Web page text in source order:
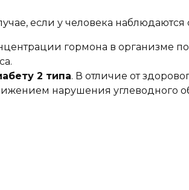
если у человека
гормона в организме
2 типа. В отличие от
нарушения углеводного